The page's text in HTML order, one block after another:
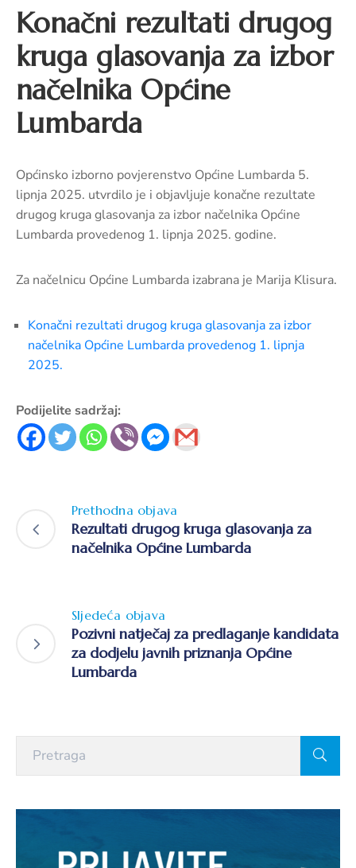
natječaji
novosti
Adresar
Kontakt
Konačni rezultati drugog
kruga glasovanja za izbor
načelnika Općine
Lumbarda
Općinsko izborno povjerenstvo Općine Lumbarda 5.
lipnja 2025. utvrdilo je i objavljuje konačne rezultate
drugog kruga glasovanja za izbor načelnika Općine
Lumbarda provedenog 1. lipnja 2025. godine.
Za načelnicu Općine Lumbarda izabrana je Marija Klisura.
Konačni rezultati drugog kruga glasovanja za izbor
načelnika Općine Lumbarda provedenog 1. lipnja
2025.
Podijelite sadržaj:
Prethodna objava
Rezultati drugog kruga glasovanja za
načelnika Općine Lumbarda
Sljedeća objava
Pozivni natječaj za predlaganje kandidata
za dodjelu javnih priznanja Općine
Lumbarda